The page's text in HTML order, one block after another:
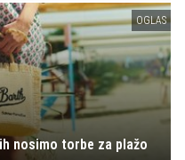
OGLAS
nosimo torbe za plažo